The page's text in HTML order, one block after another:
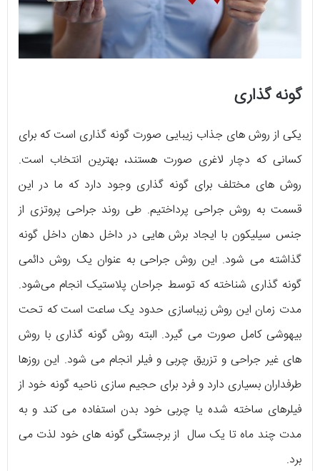
گونه گذاری
یکی از روش های جذاب زیبایی صورت گونه گذاری است که برای
کسانی که دچار لاغری صورت هستند، بهترین انتخاب است.
روش های مختلف برای گونه گذاری وجود دارد که ما در این
قسمت به روش جراحی پرداختیم. طی روند جراحی پروتزی از
جنس سیلیکون با ایجاد برش هایی در داخل دهان داخل گونه
گذاشته می شود. این روش جراحی به عنوان یک روش دائمی
گونه گذاری شناخته که توسط جراحان پلاستیک انجام می‌شود.
مدت زمان این روش زیباسازی حدود یک ساعت است که تحت
بیهوشی کامل صورت می گیرد. البته روش گونه گذاری با روش
های غیر جراحی و تزریق چربی و فیلر انجام می شود. این روزها
طرفداران بسیاری دارد و فرد برای حجیم سازی ناحیه گونه خود از
فیلرهای ساخته شده یا چربی خود بدن استفاده می کند و به
مدت چند ماه تا یک سال از برجستگی گونه های خود لذت می
برد.